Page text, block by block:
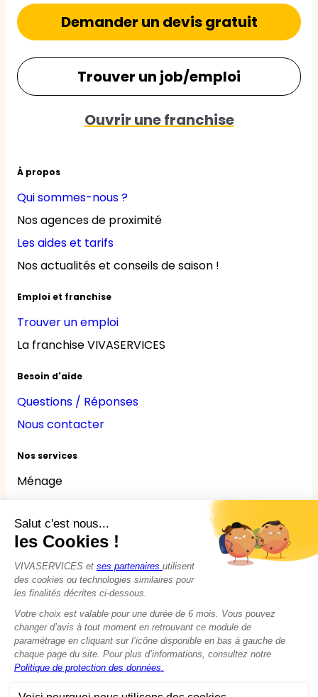
À propos
Qui sommes-nous ?
Nos agences de proximité
Les aides et tarifs
Nos actualités et conseils de saison !
Emploi et franchise
Trouver un emploi
La franchise VIVASERVICES
Besoin d'aide
Questions / Réponses
Nous contacter
Nos services
Ménage
Jardinage
Bricolage
Nounou
Seniors
Handicaps
Demander un devis gratuit
Trouver un job/emploi
Ouvrir une franchise
© 2015 - 2026VIVASERVICES
Modifier vos préférences en matière de cookies